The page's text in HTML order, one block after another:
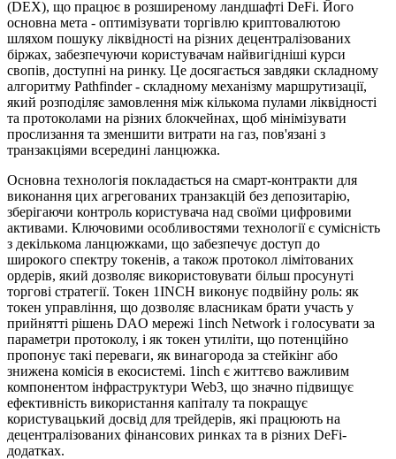
(DEX), що працює в розширеному ландшафті DeFi. Його
основна мета - оптимізувати торгівлю криптовалютою
шляхом пошуку ліквідності на різних децентралізованих
біржах, забезпечуючи користувачам найвигідніші курси
свопів, доступні на ринку. Це досягається завдяки складному
алгоритму Pathfinder - складному механізму маршрутизації,
який розподіляє замовлення між кількома пулами ліквідності
та протоколами на різних блокчейнах, щоб мінімізувати
прослизання та зменшити витрати на газ, пов'язані з
транзакціями всередині ланцюжка.
Основна технологія покладається на смарт-контракти для
виконання цих агрегованих транзакцій без депозитарію,
зберігаючи контроль користувача над своїми цифровими
активами. Ключовими особливостями технології є сумісність
з декількома ланцюжками, що забезпечує доступ до
широкого спектру токенів, а також протокол лімітованих
ордерів, який дозволяє використовувати більш просунуті
торгові стратегії. Токен 1INCH виконує подвійну роль: як
токен управління, що дозволяє власникам брати участь у
прийнятті рішень DAO мережі 1inch Network і голосувати за
параметри протоколу, і як токен утиліти, що потенційно
пропонує такі переваги, як винагорода за стейкінг або
знижена комісія в екосистемі. 1inch є життєво важливим
компонентом інфраструктури Web3, що значно підвищує
ефективність використання капіталу та покращує
користувацький досвід для трейдерів, які працюють на
децентралізованих фінансових ринках та в різних DeFi-
додатках.